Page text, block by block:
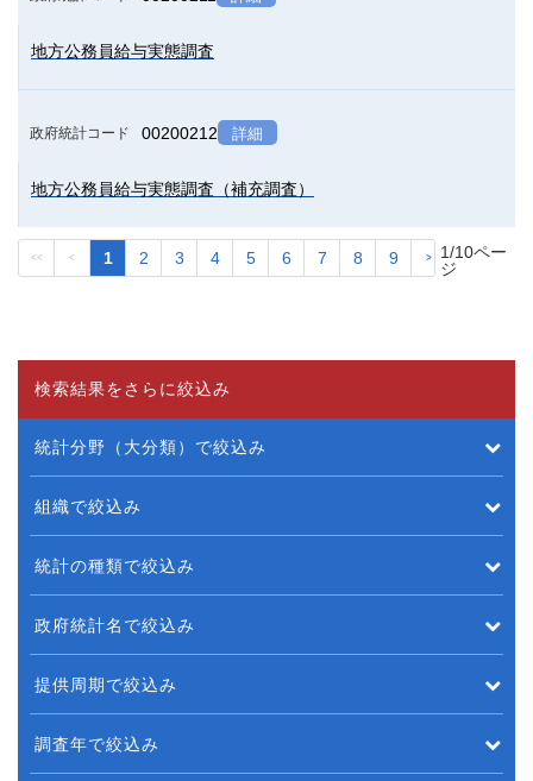
地方公務員給与実態調査
政府統計コード 00200212 詳細
地方公務員給与実態調査（補充調査）
<< < 1 2 3 4 5 6 7 8 9 > >>
1/10ペー
ジ
検索結果をさらに絞込み
統計分野（大分類）で絞込み
組織で絞込み
統計の種類で絞込み
政府統計名で絞込み
提供周期で絞込み
調査年で絞込み